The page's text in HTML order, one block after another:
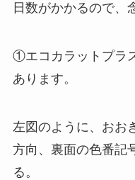
日数がかかるので、
①エコカラットプラ
あります。
左図のように、おお
方向、裏面の色番記
る。